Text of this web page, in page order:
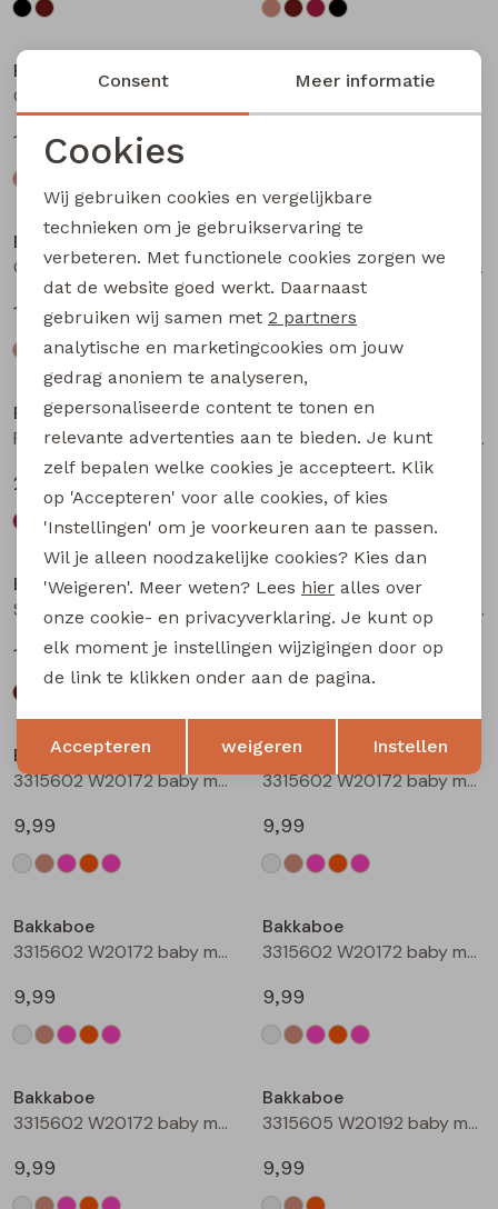
Bakkaboe
12,99
Bakkaboe
Bakkaboe
Olivia baby W20243 baby meisjes T-shirt lm Zwart
12,99
Bakkaboe
Fenda baby W20261 baby meisjes denim jack Wijnrood
24,99
Bakkaboe
Fenda baby W20261 baby meisjes denim jack Zand
24,99
Bakkaboe
Sarra baby W20228 baby meisjes lange broek Bruin donker
12,99
Bakkaboe
Sarra baby W20228 baby meisjes lange broek Wijnrood
12,99
Bakkaboe
Sarra baby W20228 baby meisjes lange broek Zwart
12,99
Bakkaboe
3315602 W20172 baby meisjes T-shirt lm Cream
9,99
Bakkaboe
3315602 W20172 baby meisjes T-shirt lm Taupe
9,99
Bakkaboe
3315602 W20172 baby meisjes T-shirt lm Rose
9,99
Bakkaboe
3315602 W20172 baby meisjes T-shirt lm Perzik
9,99
Bakkaboe
3315602 W20172 baby meisjes T-shirt lm Rose
9,99
Bakkaboe
3315605 W20192 baby meisjes T-shirt lm Cream
9,99
Noodzakelijke cookies
Analytische cookies
Marketing cookies
Terug Opslaan
Consent Meer informatie
Cookies
Wij gebruiken cookies en vergelijkbare
technieken om je gebruikservaring te
verbeteren. Met functionele cookies zorgen we
dat de website goed werkt. Daarnaast
gebruiken wij samen met 2 partners
analytische en marketingcookies om jouw
gedrag anoniem te analyseren,
gepersonaliseerde content te tonen en
relevante advertenties aan te bieden. Je kunt
zelf bepalen welke cookies je accepteert. Klik
op 'Accepteren' voor alle cookies, of kies
'Instellingen' om je voorkeuren aan te passen.
Wil je alleen noodzakelijke cookies? Kies dan
'Weigeren'. Meer weten? Lees hier alles over
onze cookie- en privacyverklaring. Je kunt op
elk moment je instellingen wijzigingen door op
de link te klikken onder aan de pagina.
Accepteren weigeren Instellen